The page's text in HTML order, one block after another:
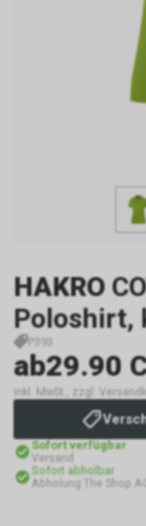
HAKRO
Poloshirt,
P393
ab29.90
inkl. MwSt., zzgl.
Sofort verfügbar
Versand
Sofort abholbar
Abholung The Shop AG